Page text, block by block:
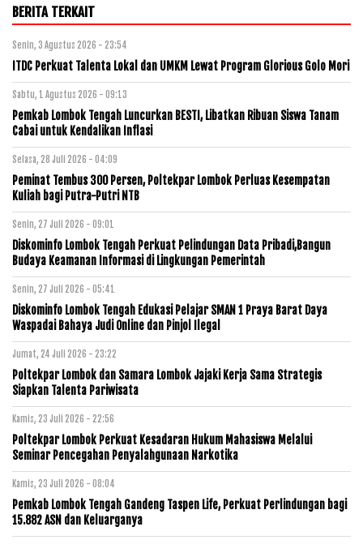
BERITA TERKAIT
Senin, 3 Agustus 2026 - 23:54
ITDC Perkuat Talenta Lokal dan UMKM Lewat Program Glorious Golo Mori
Sabtu, 1 Agustus 2026 - 09:13
Pemkab Lombok Tengah Luncurkan BESTI, Libatkan Ribuan Siswa Tanam
Cabai untuk Kendalikan Inflasi
Selasa, 28 Juli 2026 - 04:09
Peminat Tembus 300 Persen, Poltekpar Lombok Perluas Kesempatan
Kuliah bagi Putra-Putri NTB
Senin, 27 Juli 2026 - 09:01
Diskominfo Lombok Tengah Perkuat Pelindungan Data Pribadi,Bangun
Budaya Keamanan Informasi di Lingkungan Pemerintah
Senin, 27 Juli 2026 - 05:41
Diskominfo Lombok Tengah Edukasi Pelajar SMAN 1 Praya Barat Daya
Waspadai Bahaya Judi Online dan Pinjol Ilegal
Jumat, 24 Juli 2026 - 23:22
Poltekpar Lombok dan Samara Lombok Jajaki Kerja Sama Strategis
Siapkan Talenta Pariwisata
Kamis, 23 Juli 2026 - 22:56
Poltekpar Lombok Perkuat Kesadaran Hukum Mahasiswa Melalui
Seminar Pencegahan Penyalahgunaan Narkotika
Kamis, 23 Juli 2026 - 08:04
Pemkab Lombok Tengah Gandeng Taspen Life, Perkuat Perlindungan bagi
15.882 ASN dan Keluarganya